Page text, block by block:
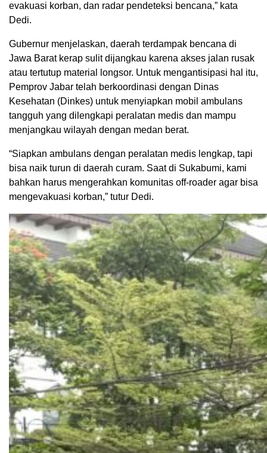
evakuasi korban, dan radar pendeteksi bencana,” kata
Dedi.
Gubernur menjelaskan, daerah terdampak bencana di
Jawa Barat kerap sulit dijangkau karena akses jalan rusak
atau tertutup material longsor. Untuk mengantisipasi hal itu,
Pemprov Jabar telah berkoordinasi dengan Dinas
Kesehatan (Dinkes) untuk menyiapkan mobil ambulans
tangguh yang dilengkapi peralatan medis dan mampu
menjangkau wilayah dengan medan berat.
“Siapkan ambulans dengan peralatan medis lengkap, tapi
bisa naik turun di daerah curam. Saat di Sukabumi, kami
bahkan harus mengerahkan komunitas off-roader agar bisa
mengevakuasi korban,” tutur Dedi.